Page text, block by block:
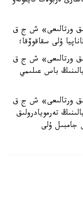
ورتالىعى» ش ج ق
ۇلى سقاقوۆقا؛
ورتالىعى» ش ج ق
باس عىلىمي
ورتالىعى» ش ج ق
تەرمويادرولىق
جامبىل ۇلى